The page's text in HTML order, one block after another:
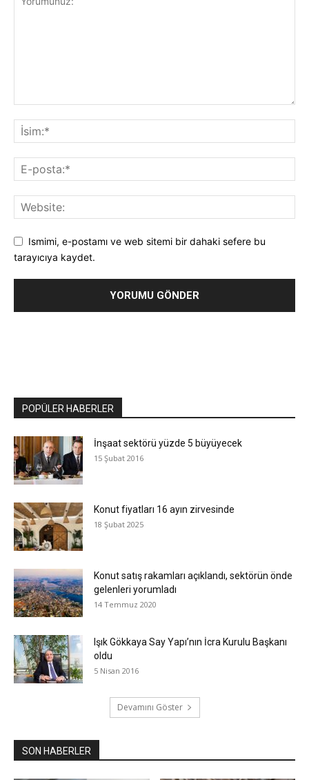
Ismimi, e-postamı ve web sitemi bir dahaki sefere bu
tarayıcıya kaydet.
POPÜLER HABERLER
İnşaat sektörü yüzde 5 büyüyecek
15 Şubat 2016
Konut fiyatları 16 ayın zirvesinde
18 Şubat 2025
Konut satış rakamları açıklandı, sektörün önde
gelenleri yorumladı
14 Temmuz 2020
Işık Gökkaya Say Yapı’nın İcra Kurulu Başkanı
oldu
5 Nisan 2016
Devamını Göster
SON HABERLER